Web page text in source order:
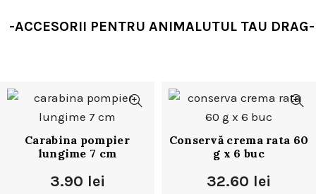
-ACCESORII PENTRU ANIMALUTUL TAU DRAG-
Carabina pompier
lungime 7 cm
3.90 lei
Conservă crema rata 60
g x 6 buc
32.60 lei